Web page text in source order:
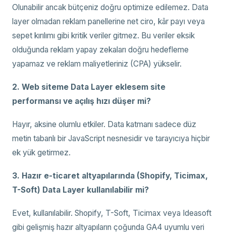
Olunabilir ancak bütçeniz doğru optimize edilemez. Data
layer olmadan reklam panellerine net ciro, kâr payı veya
sepet kırılımı gibi kritik veriler gitmez. Bu veriler eksik
olduğunda reklam yapay zekaları doğru hedefleme
yapamaz ve reklam maliyetleriniz (CPA) yükselir.
2. Web siteme Data Layer eklesem site
performansı ve açılış hızı düşer mi?
Hayır, aksine olumlu etkiler. Data katmanı sadece düz
metin tabanlı bir JavaScript nesnesidir ve tarayıcıya hiçbir
ek yük getirmez.
3. Hazır e-ticaret altyapılarında (Shopify, Ticimax,
T-Soft) Data Layer kullanılabilir mi?
Evet, kullanılabilir. Shopify, T-Soft, Ticimax veya Ideasoft
gibi gelişmiş hazır altyapıların çoğunda GA4 uyumlu veri